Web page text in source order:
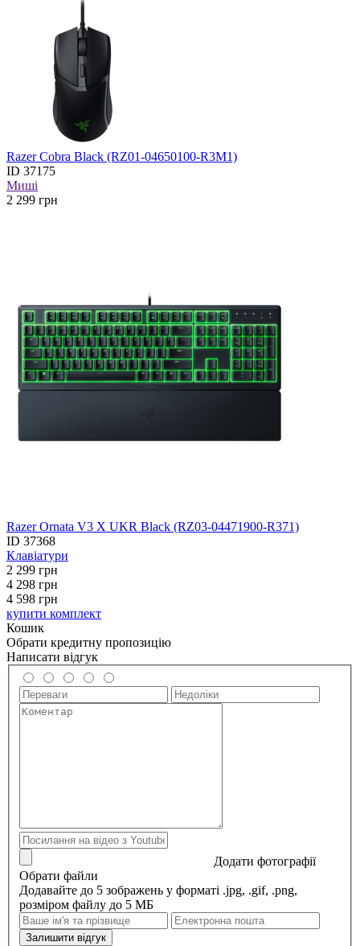
Razer Cobra Black (RZ01-04650100-R3M1)
ID 37175
Миші
2 299 грн
Razer Ornata V3 X UKR Black (RZ03-04471900-R371)
ID 37368
Клавіатури
2 299 грн
4 298 грн
4 598 грн
купити комплект
Кошик
Обрати кредитну пропозицію
Написати відгук
Додати фотографії
Обрати файли
Додавайте до 5 зображень у форматі .jpg, .gif, .png,
розміром файлу до 5 МБ
Залишити відгук